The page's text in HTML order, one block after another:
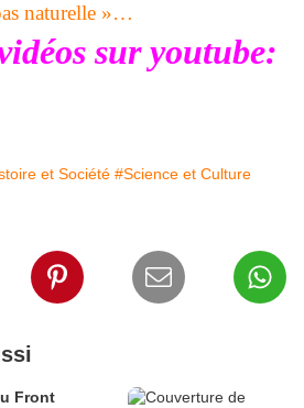
naturelle »…
sur youtube:
et Société #Science et Culture
Front